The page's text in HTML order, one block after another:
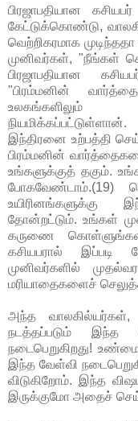
பிரஜாபதியான
கேட்டுக்கொண்டு,
வெற்றிகரமாக
முனிவர்கள், "நீங்கள்
பிரஜாபதியான
"பிரம்மனின்
உலகங்களிலும்
இந்திரனை உற்பத்தி
பிரம்மனின்
உங்களுக்குத் தகும்.
போகவேண்டாம்.(19)
உயிரினங்களுக்கு
தோன்றட்டும். உங்கள்
கருணை
கசியபரால் இப்படி
முனிவர்களில்
மரியாதைகளைச்
அந்த வாலகில்யர்கள்,
நடத்தப்படும் இந்த
நடைபெறுகிறது!
இந்த வேள்வி
விடுகிறோம். இந்த
இருக்குமோ அதைச்